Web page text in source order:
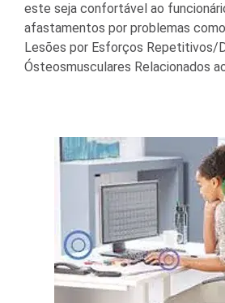
este seja confortável ao
afastamentos por problemas como
Lesões por Esforços Repetitivos/
Ósteosmusculares Relacionados